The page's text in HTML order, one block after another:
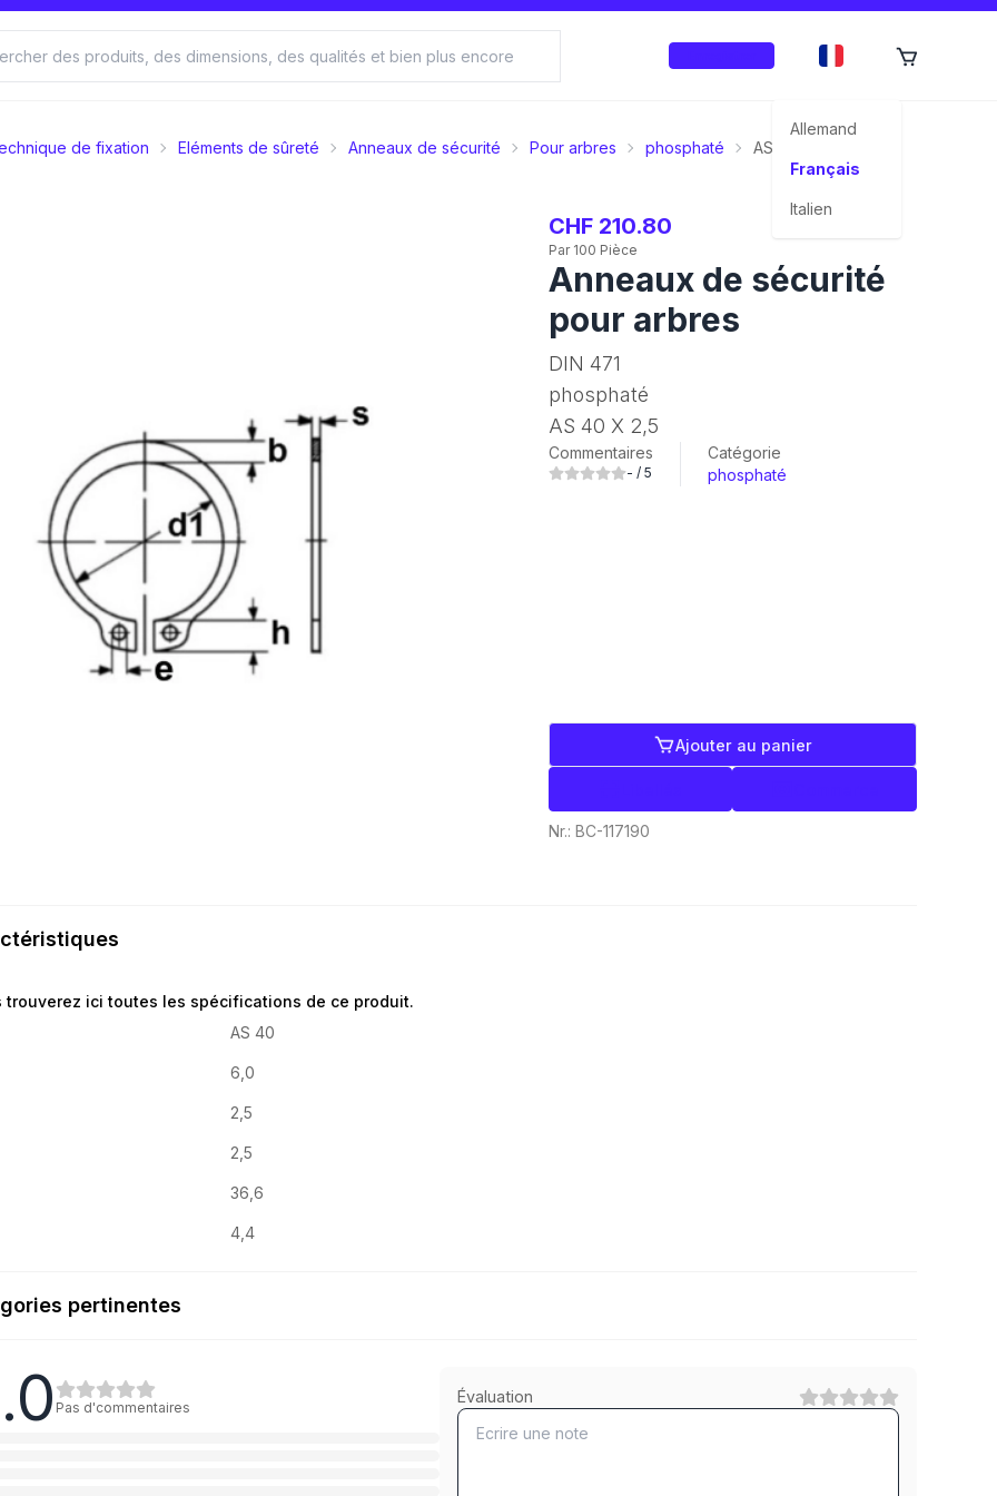
Allemand
Français
Italien
de fixation Eléments de sûreté Anneaux de sécurité Pour arbres phosphaté AS 40 X 2,5
CHF 210.80
Par 100 Pièce
Anneaux de sécurité
pour arbres
DIN 471
phosphaté
AS 40 X 2,5
Commentaires
- / 5
Catégorie
phosphaté
Ajouter au panier
Nr.: BC-117190
trouverez ici toutes les spécifications de ce produit.
AS 40
6,0
2,5
2,5
36,6
4,4
pertinentes
Stahl blank
1 Catégorie
phosphatiert
1 Catégorie
Évaluation
Pas d'commentaires